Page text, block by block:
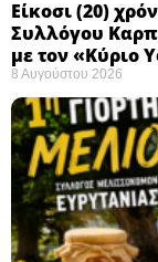
Eίκοσι (20)
Συλλόγου
με τον «Κύριο
8 Αυγούστου 2026